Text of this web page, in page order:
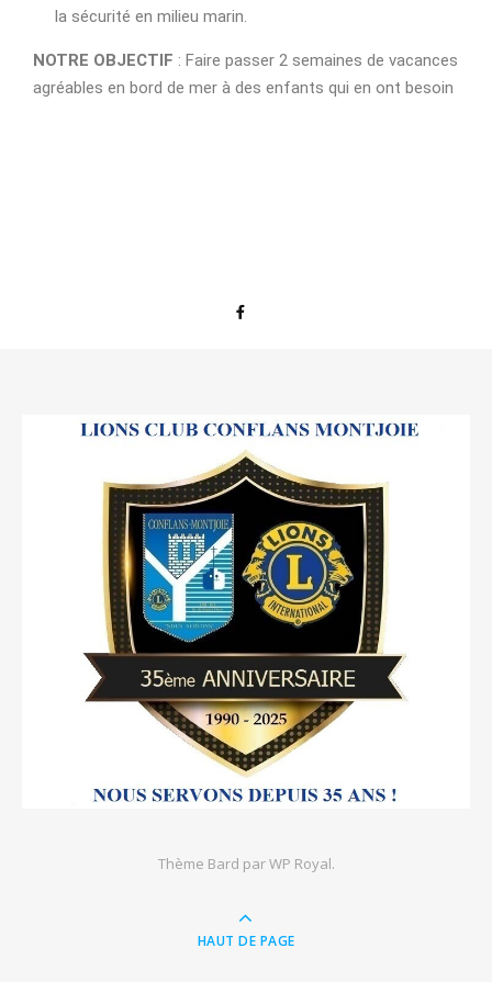
la sécurité en milieu marin.
NOTRE OBJECTIF : Faire passer 2 semaines de vacances
agréables en bord de mer à des enfants qui en ont besoin
Thème Bard parWP Royal.
HAUT DE PAGE